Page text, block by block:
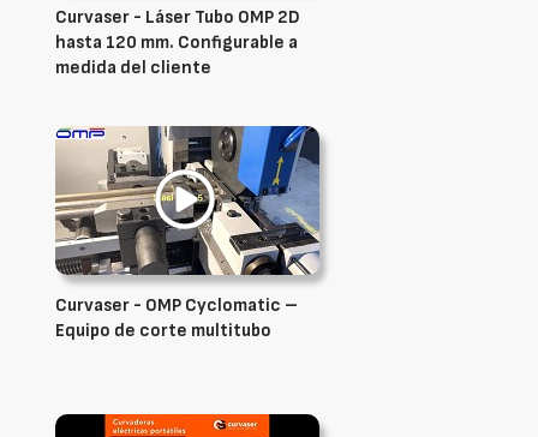
Curvaser - Láser Tubo OMP 2D
hasta 120 mm. Configurable a
medida del cliente
Curvaser - OMP Cyclomatic –
Equipo de corte multitubo